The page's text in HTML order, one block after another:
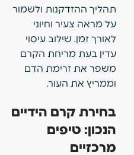
תהליך ההזדקנות ולשמור
על מראה צעיר וחיוני
לאורך זמן. שילוב עיסוי
עדין בעת מריחת הקרם
משפר את זרימת הדם
וממריץ את העור.
בחירת קרם הידיים
הנכון: טיפים
מרכזיים